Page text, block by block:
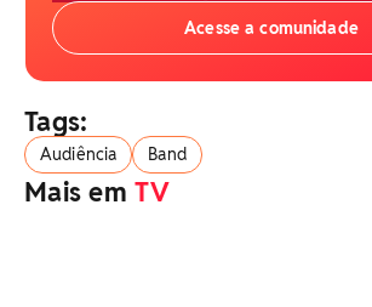
Acesse a comunidade
Tags:
Audiência Band
Mais emTV